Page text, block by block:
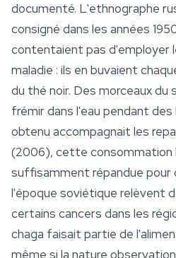
documenté. L'ethnographe
consigné dans les années
contentaient pas d'employer
maladie : ils en buvaient
du thé noir. Des morceaux
frémir dans l'eau pendant
obtenu accompagnait les
(2006), cette consommation
suffisamment répandue pour
l'époque soviétique relèvent
certains cancers dans les
chaga faisait partie de
même si la nature